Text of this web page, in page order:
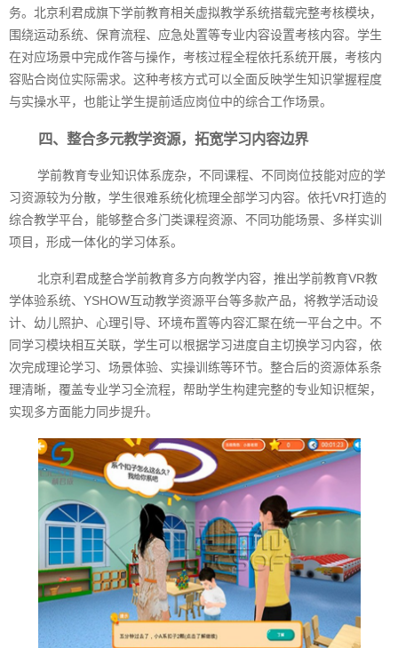
务。北京利君成旗下学前教育相关虚拟教学系统搭载完整考核模块，
围绕运动系统、保育流程、应急处置等专业内容设置考核内容。学生
在对应场景中完成作答与操作，考核过程全程依托系统开展，考核内
容贴合岗位实际需求。这种考核方式可以全面反映学生知识掌握程度
与实操水平，也能让学生提前适应岗位中的综合工作场景。
四、整合多元教学资源，拓宽学习内容边界
学前教育专业知识体系庞杂，不同课程、不同岗位技能对应的学
习资源较为分散，学生很难系统化梳理全部学习内容。依托VR打造的
综合教学平台，能够整合多门类课程资源、不同功能场景、多样实训
项目，形成一体化的学习体系。
北京利君成整合学前教育多方向教学内容，推出学前教育VR教
学体验系统、YSHOW互动教学资源平台等多款产品，将教学活动设
计、幼儿照护、心理引导、环境布置等内容汇聚在统一平台之中。不
同学习模块相互关联，学生可以根据学习进度自主切换学习内容，依
次完成理论学习、场景体验、实操训练等环节。整合后的资源体系条
理清晰，覆盖专业学习全流程，帮助学生构建完整的专业知识框架，
实现多方面能力同步提升。